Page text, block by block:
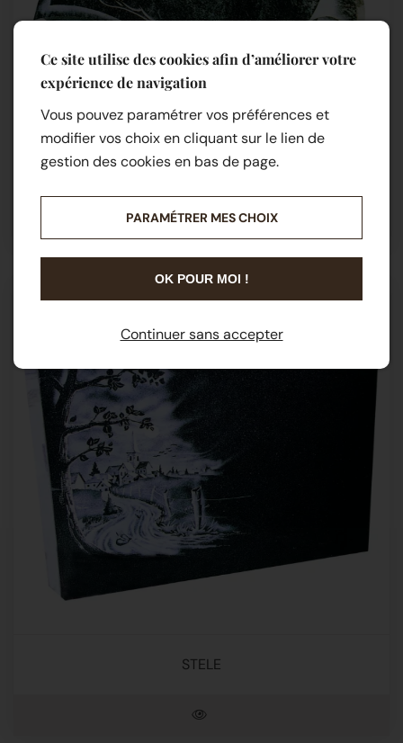
STELE
Ce site utilise des cookies afin d’améliorer votre
expérience de navigation
Vous pouvez paramétrer vos préférences et
modifier vos choix en cliquant sur le lien de
gestion des cookies en bas de page.
PARAMÉTRER MES CHOIX
OK POUR MOI !
Continuer sans accepter